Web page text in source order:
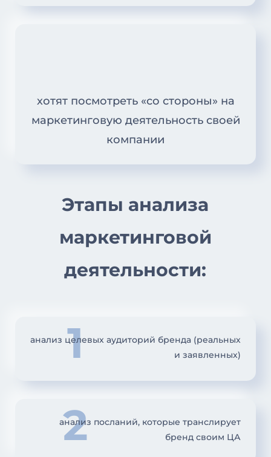
хотят посмотреть «со стороны» на
маркетинговую деятельность своей
компании
Этапы анализа
маркетинговой
деятельности:
1
анализ целевых аудиторий бренда (реальных
и заявленных)
2
анализ посланий, которые транслирует
бренд своим ЦА